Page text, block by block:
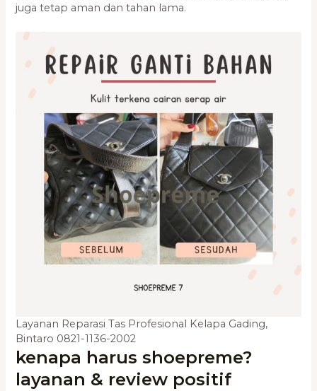
juga tetap aman dan tahan lama.
Layanan Reparasi Tas Profesional Kelapa Gading,
Bintaro 0821-1136-2002
kenapa harus shoepreme?
layanan & review positif